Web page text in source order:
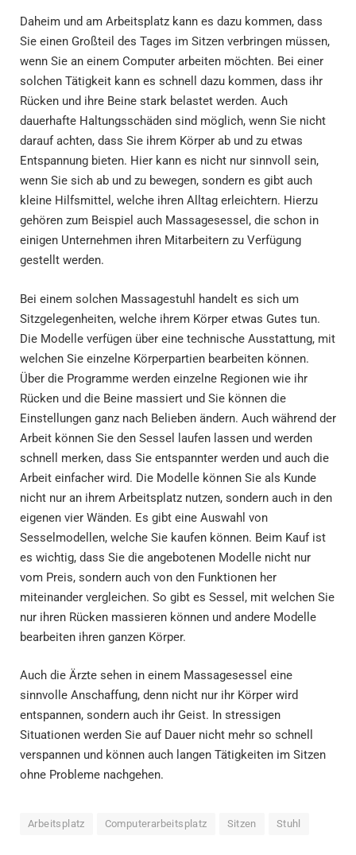
Daheim und am Arbeitsplatz kann es dazu kommen, dass
Sie einen Großteil des Tages im Sitzen verbringen müssen,
wenn Sie an einem Computer arbeiten möchten. Bei einer
solchen Tätigkeit kann es schnell dazu kommen, dass ihr
Rücken und ihre Beine stark belastet werden. Auch
dauerhafte Haltungsschäden sind möglich, wenn Sie nicht
darauf achten, dass Sie ihrem Körper ab und zu etwas
Entspannung bieten. Hier kann es nicht nur sinnvoll sein,
wenn Sie sich ab und zu bewegen, sondern es gibt auch
kleine Hilfsmittel, welche ihren Alltag erleichtern. Hierzu
gehören zum Beispiel auch Massagesessel, die schon in
einigen Unternehmen ihren Mitarbeitern zu Verfügung
gestellt werden.
Bei einem solchen Massagestuhl handelt es sich um
Sitzgelegenheiten, welche ihrem Körper etwas Gutes tun.
Die Modelle verfügen über eine technische Ausstattung, mit
welchen Sie einzelne Körperpartien bearbeiten können.
Über die Programme werden einzelne Regionen wie ihr
Rücken und die Beine massiert und Sie können die
Einstellungen ganz nach Belieben ändern. Auch während der
Arbeit können Sie den Sessel laufen lassen und werden
schnell merken, dass Sie entspannter werden und auch die
Arbeit einfacher wird. Die Modelle können Sie als Kunde
nicht nur an ihrem Arbeitsplatz nutzen, sondern auch in den
eigenen vier Wänden. Es gibt eine Auswahl von
Sesselmodellen, welche Sie kaufen können. Beim Kauf ist
es wichtig, dass Sie die angebotenen Modelle nicht nur
vom Preis, sondern auch von den Funktionen her
miteinander vergleichen. So gibt es Sessel, mit welchen Sie
nur ihren Rücken massieren können und andere Modelle
bearbeiten ihren ganzen Körper.
Auch die Ärzte sehen in einem Massagesessel eine
sinnvolle Anschaffung, denn nicht nur ihr Körper wird
entspannen, sondern auch ihr Geist. In stressigen
Situationen werden Sie auf Dauer nicht mehr so schnell
verspannen und können auch langen Tätigkeiten im Sitzen
ohne Probleme nachgehen.
Arbeitsplatz Computerarbeitsplatz Sitzen Stuhl